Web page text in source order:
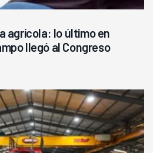
agrícola: lo último en
llegó al Congreso